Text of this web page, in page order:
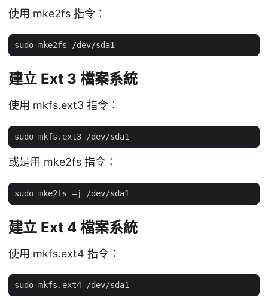
使用 mke2fs 指令：
建立 Ext 3 檔案系統
使用 mkfs.ext3 指令：
或是用 mke2fs 指令：
建立 Ext 4 檔案系統
使用 mkfs.ext4 指令：